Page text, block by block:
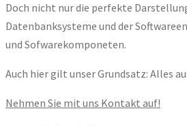
Doch nicht nur die perfekte
Datenbanksysteme und der
und Sofwarekomponeten.
Auch hier gilt unser Grundsatz: Alles
Nehmen Sie mit uns Kontakt auf!